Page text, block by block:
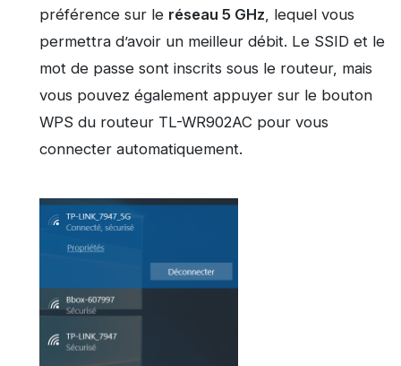
préférence sur le réseau 5 GHz, lequel vous
permettra d’avoir un meilleur débit. Le SSID et le
mot de passe sont inscrits sous le routeur, mais
vous pouvez également appuyer sur le bouton
WPS du routeur TL-WR902AC pour vous
connecter automatiquement.